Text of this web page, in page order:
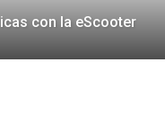
con la eScooter